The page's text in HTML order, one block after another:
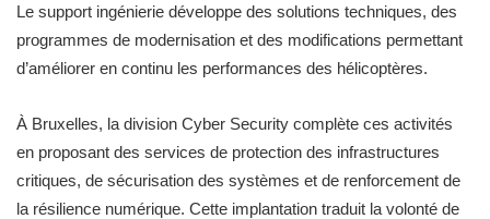
Le support ingénierie développe des solutions techniques, des
programmes de modernisation et des modifications permettant
d’améliorer en continu les performances des hélicoptères.
À Bruxelles, la division Cyber Security complète ces activités
en proposant des services de protection des infrastructures
critiques, de sécurisation des systèmes et de renforcement de
la résilience numérique. Cette implantation traduit la volonté de